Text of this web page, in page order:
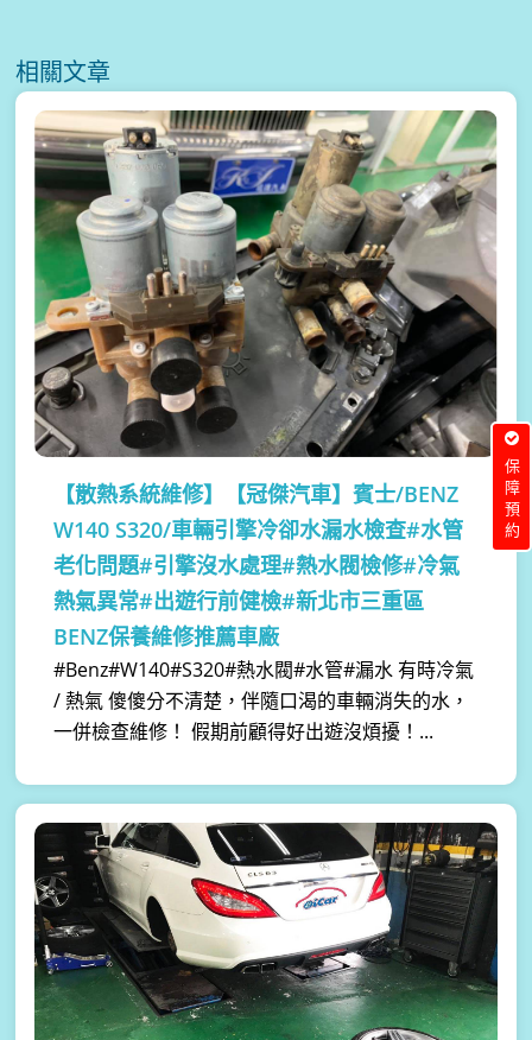
相關文章
【散熱系統維修】
【冠傑汽車】賓士/BENZ
W140 S320/車輛引擎冷卻水漏水檢查#水管
老化問題#引擎沒水處理#熱水閥檢修#冷氣
熱氣異常#出遊行前健檢#新北市三重區
BENZ保養維修推薦車廠
#Benz#W140#S320#熱水閥#水管#漏水 有時冷氣
/ 熱氣 傻傻分不清楚，伴隨口渴的車輛消失的水，
一併檢查維修！ 假期前顧得好出遊沒煩擾！...
保障預約